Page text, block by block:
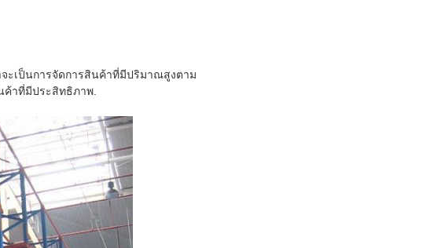
ะเป็นการจัดการสินค้าที่มีปริมาณสูงตาม
ค้าที่มีประสิทธิภาพ.